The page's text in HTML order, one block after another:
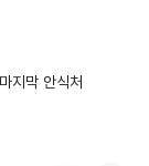
지막 안식처